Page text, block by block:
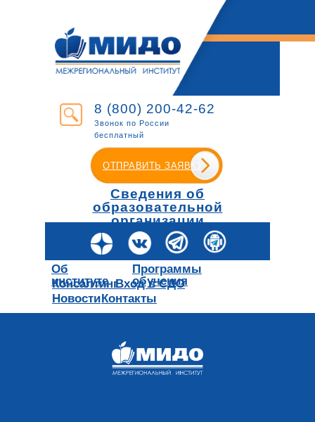
8 (800) 200-42-62
Звонок по России
бесплатный
ОТПРАВИТЬ ЗАЯВКУ
Сведения об
образовательной
организации
Об
институте
Программы
обучения
Консалтинг
Новости
Вход в СДО
Контакты